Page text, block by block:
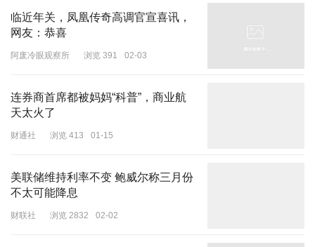
外长穆塔基到访印度，印度和阿富汗宣布重建外交关系。
这真是地缘政治最生动的写照：昨天的死敌可以变成今天的挚友，只
要利益的天平发生了倾斜。
还必须看到，巴基斯坦多次指控，巴境内的一些恐怖活动，幕后策动
“外国敌对情报机构”，是哪一个？
巴基斯坦没有明说，但看看巴基斯坦的邻国，哪一个最反对巴基斯
临近年关，凤凰传奇高调官宣喜讯，
网友：恭喜
阿废冷眼观察所 浏览 391 02-03
连券商首席都被妈妈“科普”，商业航
天太火了
财通社 浏览 413 01-15
美联储维持利率不变 鲍威尔称三月份
不太可能降息
财联社 浏览 2832 02-02